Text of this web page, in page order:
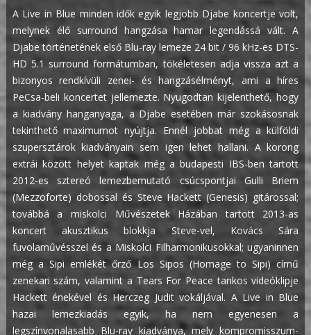
A Live in Blue minden idők egyik legjobb Djabe koncertje volt,
melynek élő surround hangzása hamar legendássá vált. A
Djabe történetének első Blu-ray lemeze 24 bit / 96 kHz-es DTS-
HD 5.1 surround formátumban, tökéletesen adja vissza azt a
bizonyos rendkívüli zenei- és hangzásélményt, ami a híres
PeCsa-beli koncertet jellemezte. Nyugodtan kijelenthető, hogy
a kiadvány hanganyaga, a Djabe esetében már szokásosnak
tekinthető maximumot nyújtja. Ennél jobbat még a külföldi
szupersztárok kiadványain sem igen lehet hallani. A korong
extrái között helyet kaptak még a budapesti IBS-ben tartott
2012-es sztereó lemezbemutató csúcspontjai Gulli Briem
(Mezzoforte) dobossal és Steve Hackett (Genesis) gitárossal;
továbbá a miskolci Művészetek Házában tartott 2013-as
koncert akusztikus blokkja Steve-vel, Kovács Sára
fuvolaművésszel és a Miskolci Filharmonikusokkal; ugyaninnen
még a Sipi emlékét őrző Los Sipos (Homage to Sipi) című
zenekari szám, valamint a Tears For Peace tankos videóklipje
Hackett énekével és Herczeg Judit vokáljával. A Live in Blue
hazai lemezkiadás egyik, ha nem egyenesen a
legszínvonalasabb Blu-ray kiadványa, mely kompromisszum-